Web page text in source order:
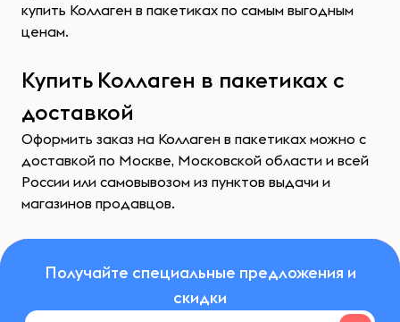
купить Коллаген в пакетиках по самым выгодным
ценам.
Купить Коллаген в пакетиках с
доставкой
Оформить заказ на Коллаген в пакетиках можно с
доставкой по Москве, Московской области и всей
России или самовывозом из пунктов выдачи и
магазинов продавцов.
Получайте специальные предложения и
скидки